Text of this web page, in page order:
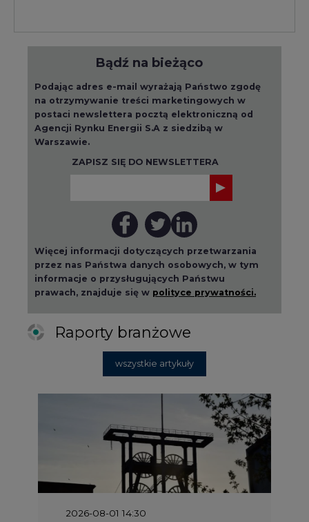
Bądź na bieżąco
Podając adres e-mail wyrażają Państwo zgodę
na otrzymywanie treści marketingowych w
postaci newslettera pocztą elektroniczną od
Agencji Rynku Energii S.A z siedzibą w
Warszawie.
ZAPISZ SIĘ DO NEWSLETTERA
Więcej informacji dotyczących przetwarzania
przez nas Państwa danych osobowych, w tym
informacje o przysługujących Państwu
prawach, znajduje się w polityce prywatności.
Raporty branżowe
wszystkie artykuły
2026-08-01 14:30